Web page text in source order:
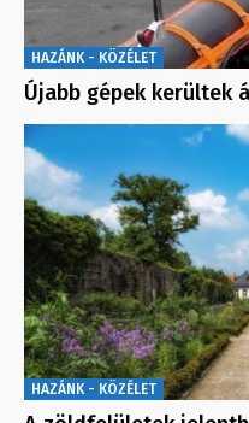
HAZÁNK - KÖZÉLET
Újabb gépek kerültek
HAZÁNK - KÖZÉLET